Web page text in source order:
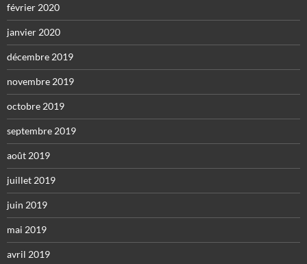
février 2020
janvier 2020
décembre 2019
novembre 2019
octobre 2019
septembre 2019
août 2019
juillet 2019
juin 2019
mai 2019
avril 2019